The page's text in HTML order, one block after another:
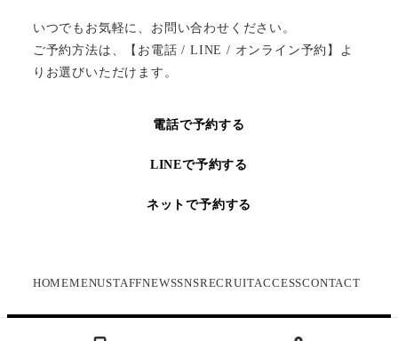
いつでもお気軽に、お問い合わせください。
ご予約方法は、【お電話 / LINE / オンライン予約】よ
りお選びいただけます。
電話で予約する
LINEで予約する
ネットで予約する
HOMEMENUSTAFFNEWSSNSRECRUITACCESSCONTACT